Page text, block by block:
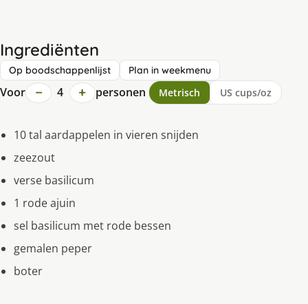
Ingrediënten
Op boodschappenlijst Plan in weekmenu
Voor − 4 + personen Metrisch US cups/oz
10 tal aardappelen in vieren snijden
zeezout
verse basilicum
1 rode ajuin
sel basilicum met rode bessen
gemalen peper
boter